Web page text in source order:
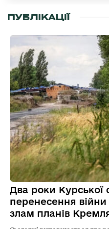
ПУБЛІКАЦІЇ
Два роки Курської
перенесення
злам планів